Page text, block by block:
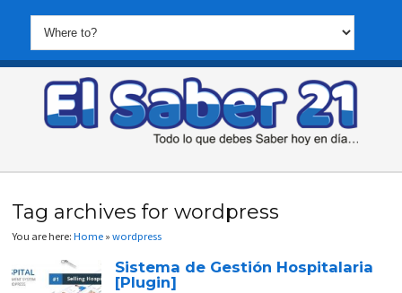
Tag archives for wordpress
You are here:Home »wordpress
Sistema de Gestión Hospitalaria
[Plugin]